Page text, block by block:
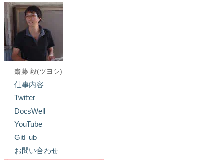
齋藤 毅(ツヨシ)
仕事内容
Twitter
DocsWell
YouTube
GitHub
お問い合わせ